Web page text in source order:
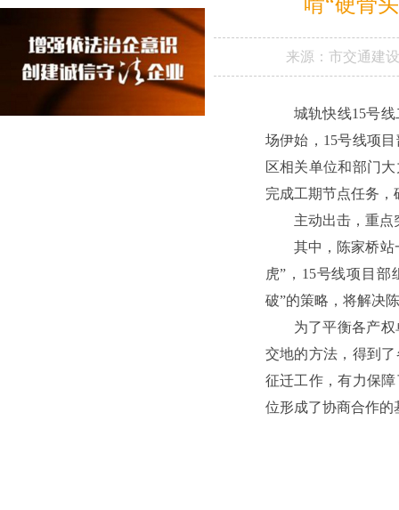
来源： 市交通建
城轨快线15号
场伊始，15号线项
区相关单位和部门
完成工期节点任务
主动出击，重点
其中，陈家桥
虎”，15号线项目
破”的策略，将解决
为了平衡各产
交地的方法，得到
征迁工作，有力保
位形成了协商合作的